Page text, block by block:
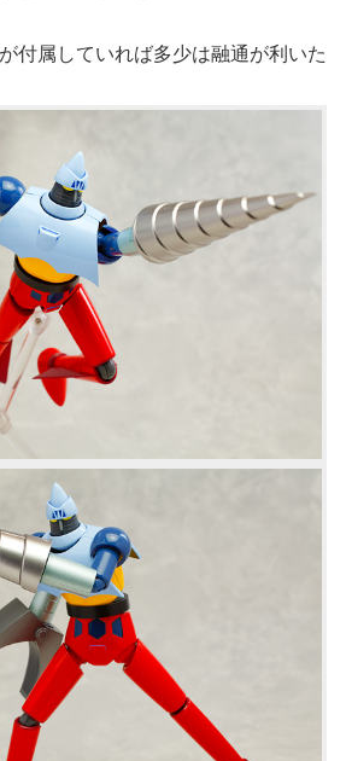
付属していれば多少は融通が利いた